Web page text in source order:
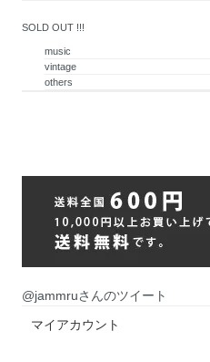
SOLD OUT !!!
music
vintage
others
@jammruさんのツイート
マイアカウント